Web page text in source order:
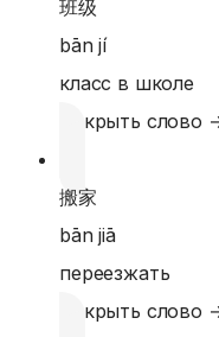
班级
bān jí
класс в школе
Открыть слово
搬家
bān jiā
переезжать
Открыть слово